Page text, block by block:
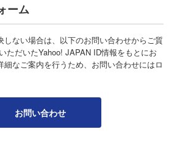
ーム
しない場合は、以下のお問い合わせからご質
ただいたYahoo! JAPAN ID情報をもとにお
なご案内を行うため、お問い合わせにはロ
お問い合わせ